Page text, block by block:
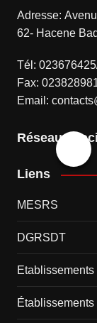
Adresse:
62- Hacene
Tél:
Fax:
Email:
Réseaux
Liens
MESRS
DGRSDT